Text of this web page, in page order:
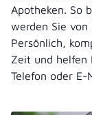
Apotheken. So
werden Sie
Persönlich,
Zeit und helfen
Telefon oder E-